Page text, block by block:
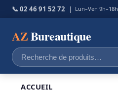
📞 02 46 91 52 72 | Lun–Ven 9h–18h
AZBureautique
Recherche
pour :
ACCUEIL